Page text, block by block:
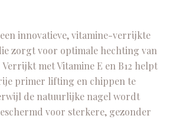
innovatieve, vitamine-verrijkte
zorgt voor optimale hechting van
met Vitamine E en B12 helpt
primer lifting en chippen te
de natuurlijke nagel wordt
voor sterkere, gezonder